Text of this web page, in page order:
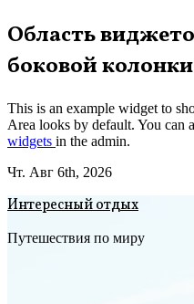
Перейти
к
содержимому
Область
боковой колонки
This is an example widget to
Area looks by default. You can
widgets in the admin.
Чт. Авг 6th, 2026
Интересный отдых
Путешествия по миру